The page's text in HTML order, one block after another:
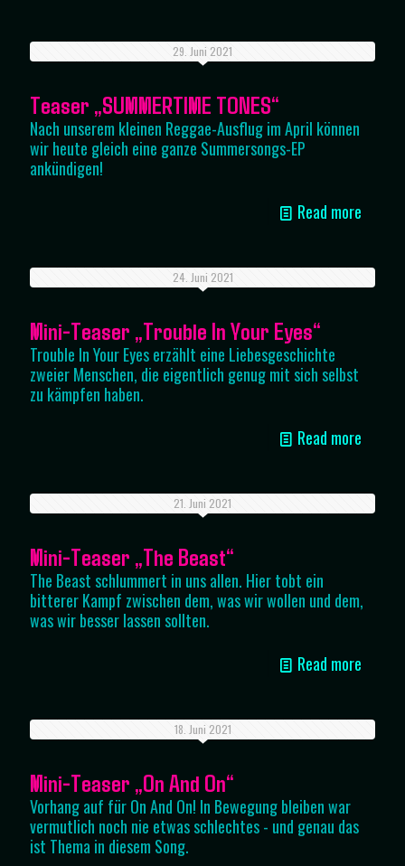
29. Juni 2021
Teaser „SUMMERTIME TONES“
Nach unserem kleinen Reggae-Ausflug im April können
wir heute gleich eine ganze Summersongs-EP
ankündigen!
Read more
24. Juni 2021
Mini-Teaser „Trouble In Your Eyes“
Trouble In Your Eyes erzählt eine Liebesgeschichte
zweier Menschen, die eigentlich genug mit sich selbst
zu kämpfen haben.
Read more
21. Juni 2021
Mini-Teaser „The Beast“
The Beast schlummert in uns allen. Hier tobt ein
bitterer Kampf zwischen dem, was wir wollen und dem,
was wir besser lassen sollten.
Read more
18. Juni 2021
Mini-Teaser „On And On“
Vorhang auf für On And On! In Bewegung bleiben war
vermutlich noch nie etwas schlechtes - und genau das
ist Thema in diesem Song.